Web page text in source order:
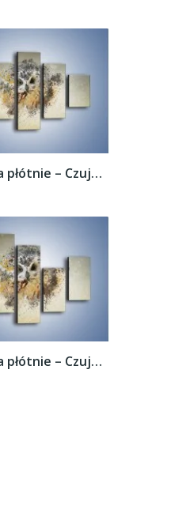
Obraz na płótnie – Czujne spojrzenie sowy...
Obraz na płótnie – Czujne spojrzenie sowy...